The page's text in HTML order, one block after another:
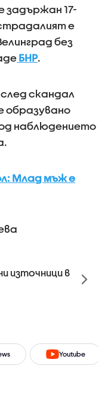
задържан 17-
е
без
БНР.
скандал
образувано
наблюдението
Млад мъж е
източници в
Youtube